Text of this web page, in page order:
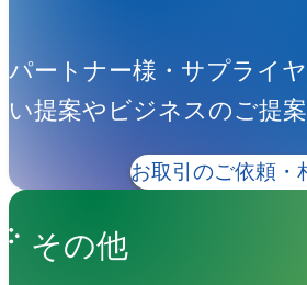
パートナー様・サプライ
い提案やビジネスのご提
お取引のご依頼・
その他